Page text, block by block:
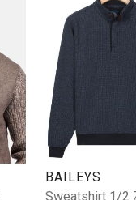
BAILEYS
Sweatshirt 1/2